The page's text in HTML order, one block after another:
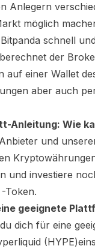
Anlegern
möglich
schnell
der
auf einer Wallet
aber auch
Anleitung: Wie
und
und investiere
Token.
geeignete
dich für eine
(HYPE)